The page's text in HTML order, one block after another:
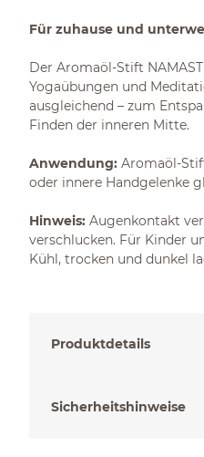
Für zuhause und
Der Aromaöl-Stift
Yogaübungen und
ausgleichend – zum
Finden der inneren
Anwendung: Aromaöl-
oder innere Handgelenke
Hinweis: Augenkontakt
verschlucken. Für Kinder
Kühl, trocken und dunkel
Produktdetails
Sicherheitshinweise